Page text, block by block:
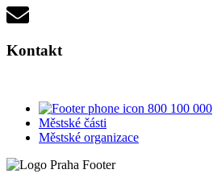
Kontakt
800 100 000
Městské části
Městské organizace